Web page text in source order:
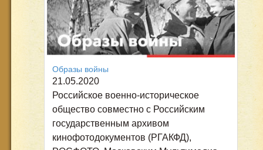
Образы войны
21.05.2020
Российское военно-историческое
общество совместно с Российским
государственным архивом
кинофотодокументов (РГАКФД),